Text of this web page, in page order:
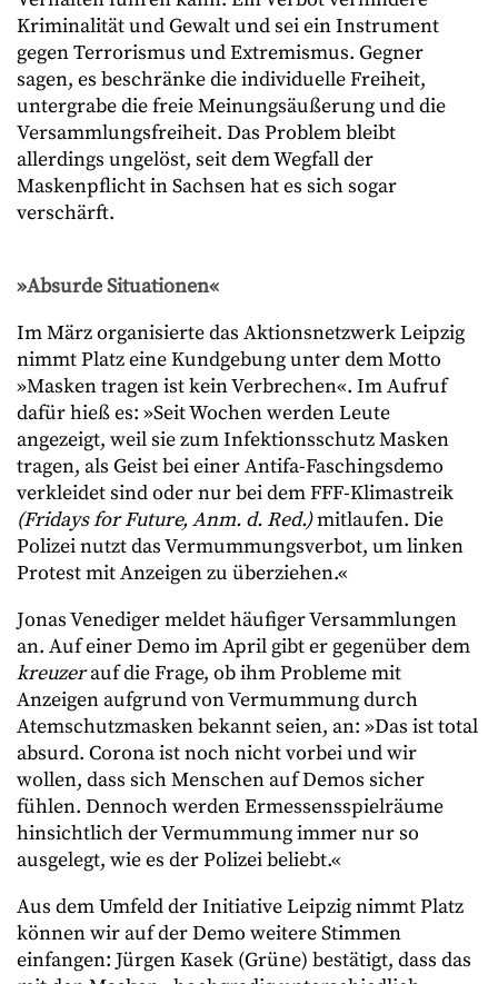
Kriminalität und Gewalt und sei ein Instrument
gegen Terrorismus und Extremismus. Gegner
sagen, es beschränke die individuelle Freiheit,
untergrabe die freie Meinungsäußerung und die
Versammlungsfreiheit. Das Problem bleibt
allerdings ungelöst, seit dem Wegfall der
Maskenpflicht in Sachsen hat es sich sogar
verschärft.
»Absurde Situationen«
Im März organisierte das Aktionsnetzwerk Leipzig
nimmt Platz eine Kundgebung unter dem Motto
»Masken tragen ist kein Verbrechen«. Im Aufruf
dafür hieß es: »Seit Wochen werden Leute
angezeigt, weil sie zum Infektionsschutz Masken
tragen, als Geist bei einer Antifa-Faschingsdemo
verkleidet sind oder nur bei dem FFF-Klimastreik
(Fridays for Future, Anm. d. Red.)mitlaufen. Die
Polizei nutzt das Vermummungsverbot, um linken
Protest mit Anzeigen zu überziehen.«
Jonas Venediger meldet häufiger Versammlungen
an. Auf einer Demo im April gibt er gegenüber dem
kreuzerauf die Frage, ob ihm Probleme mit
Anzeigen aufgrund von Vermummung durch
Atemschutzmasken bekannt seien, an: »Das ist total
absurd. Corona ist noch nicht vorbei und wir
wollen, dass sich Menschen auf Demos sicher
fühlen. Dennoch werden Ermessensspielräume
hinsichtlich der Vermummung immer nur so
ausgelegt, wie es der Polizei beliebt.«
Aus dem Umfeld der Initiative Leipzig nimmt Platz
können wir auf der Demo weitere Stimmen
einfangen: Jürgen Kasek (Grüne) bestätigt, dass das